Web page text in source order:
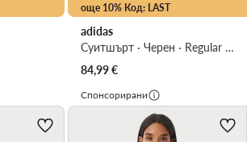
още 10% Код: LAST
adidas
Суитшърт · Черен · Regular Fit
84,99€
Спонсорирани